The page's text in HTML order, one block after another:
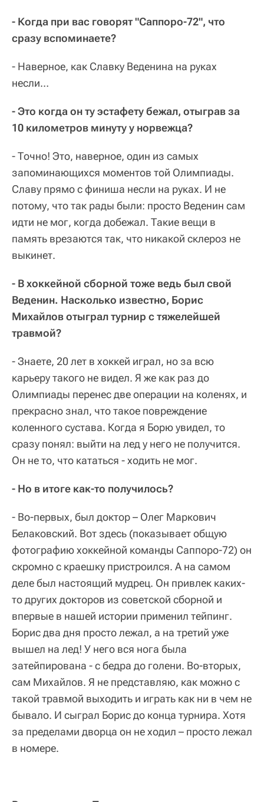
- Когда при вас говорят "Саппоро-72", что
сразу вспоминаете?
- Наверное, как Славку Веденина на руках
несли…
- Это когда он ту эстафету бежал, отыграв за
10 километров минуту у норвежца?
- Точно! Это, наверное, один из самых
запоминающихся моментов той Олимпиады.
Славу прямо с финиша несли на руках. И не
потому, что так рады были: просто Веденин сам
идти не мог, когда добежал. Такие вещи в
память врезаются так, что никакой склероз не
выкинет.
- В хоккейной сборной тоже ведь был свой
Веденин. Насколько известно, Борис
Михайлов отыграл турнир с тяжелейшей
травмой?
- Знаете, 20 лет в хоккей играл, но за всю
карьеру такого не видел. Я же как раз до
Олимпиады перенес две операции на коленях, и
прекрасно знал, что такое повреждение
коленного сустава. Когда я Борю увидел, то
сразу понял: выйти на лед у него не получится.
Он не то, что кататься - ходить не мог.
- Но в итоге как-то получилось?
- Во-первых, был доктор – Олег Маркович
Белаковский. Вот здесь (показывает общую
фотографию хоккейной команды Саппоро-72) он
скромно с краешку пристроился. А на самом
деле был настоящий мудрец. Он привлек каких-
то других докторов из советской сборной и
впервые в нашей истории применил тейпинг.
Борис два дня просто лежал, а на третий уже
вышел на лед! У него вся нога была
затейпирована - с бедра до голени. Во-вторых,
сам Михайлов. Я не представляю, как можно с
такой травмой выходить и играть как ни в чем не
бывало. И сыграл Борис до конца турнира. Хотя
за пределами дворца он не ходил – просто лежал
в номере.